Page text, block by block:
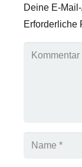
Deine E-
Erforderliche